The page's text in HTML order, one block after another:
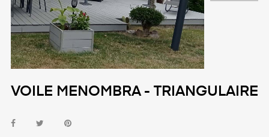
VOILE MENOMBRA - TRIANGULAIRE